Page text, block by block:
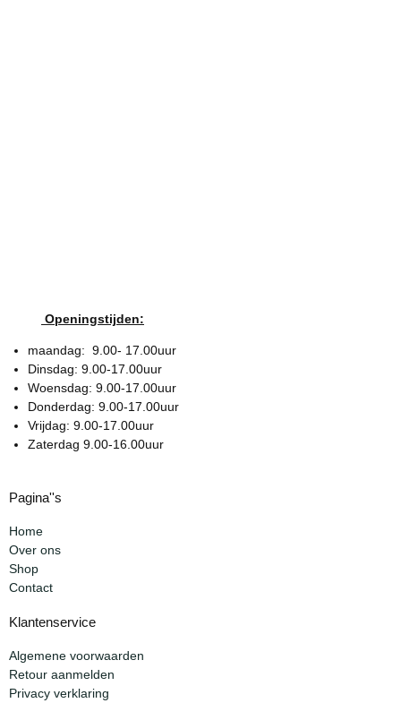
Openingstijden:
maandag: 9.00- 17.00uur
Dinsdag: 9.00-17.00uur
Woensdag: 9.00-17.00uur
Donderdag: 9.00-17.00uur
Vrijdag: 9.00-17.00uur
Zaterdag 9.00-16.00uur
Pagina''s
Home
Over ons
Shop
Contact
Klantenservice
Algemene voorwaarden
Retour aanmelden
Privacy verklaring